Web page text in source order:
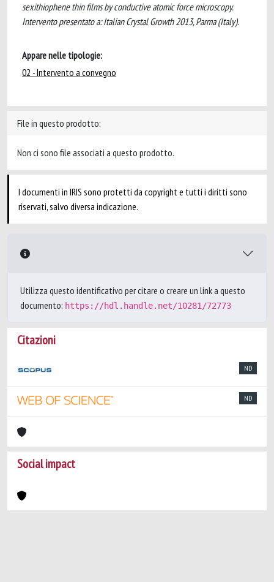
sexithiophene thin films by conductive atomic force microscopy.
Intervento presentato a: Italian Crystal Growth 2013, Parma (Italy).
Appare nelle tipologie:
02 - Intervento a convegno
File in questo prodotto:
Non ci sono file associati a questo prodotto.
I documenti in IRIS sono protetti da copyright e tutti i diritti sono
riservati, salvo diversa indicazione.
Utilizza questo identificativo per citare o creare un link a questo
documento: https://hdl.handle.net/10281/72773
Citazioni
ND
ND
Social impact